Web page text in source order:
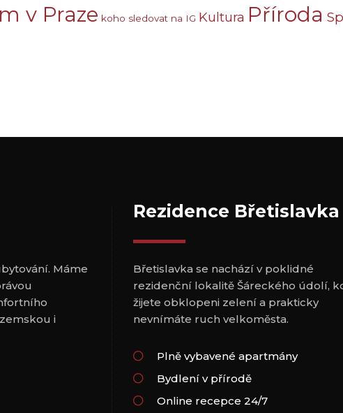
v Praze koho sledovat na IG Kultura Příroda
Máme
i
Rezidence Břetislavka
Břetislavka se nachází v poklidné
rezidenční lokalitě Šáreckého údolí,
žijete obklopeni zelení a prakticky
nevnímáte ruch velkoměsta.
Plně vybavené apartmány
Bydlení v přírodě
Online recepce 24/7